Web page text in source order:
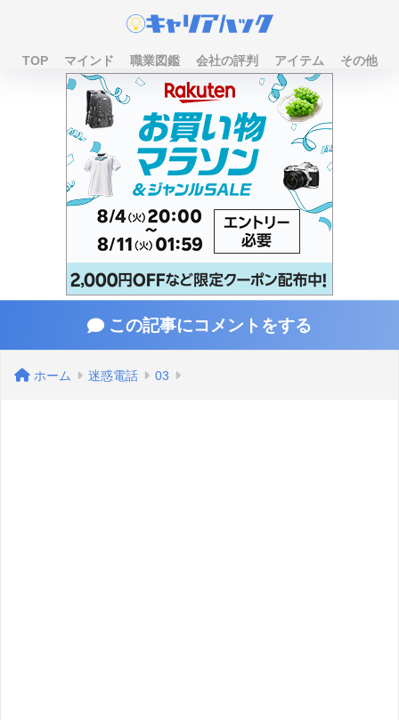
TOP マインド 職業図鑑 会社の評判 アイテム その他
この記事にコメントをする
ホーム 迷惑電話 03